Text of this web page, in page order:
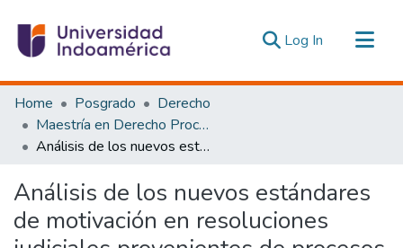
Log In (current)
Communities & Collections
All of DSpace
Statistics
Estadísticas Externas
Home Posgrado
Derecho
Maestría en Derecho Procesal y Litigación Oral
Análisis de los nuevos estándares de motivación en resoluciones judiciales provenientes de procesos penales de violencia de género en Ecuador
Análisis de los nuevos estándares
de motivación en resoluciones